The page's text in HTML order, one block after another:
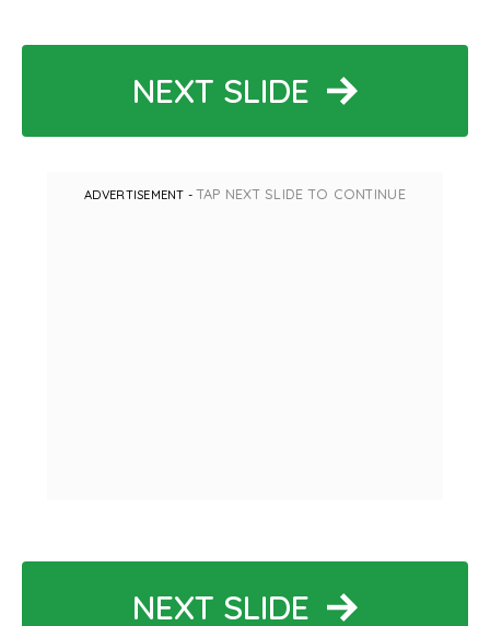
NEXT SLIDE
ADVERTISEMENT -TAP NEXT SLIDE TO CONTINUE
NEXT SLIDE